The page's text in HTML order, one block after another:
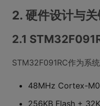
2. 硬件设计与
2.1
STM32F091RC作为系
48MHz Cortex-M0
256KB Flash +